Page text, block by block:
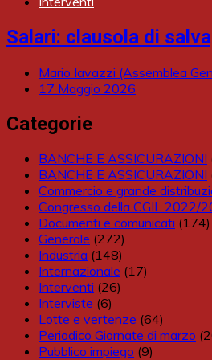
Salari: clausola di
Mario Iavazzi (Assemblea
17 Maggio 2026
Categorie
BANCHE E ASSICURAZIONI
BANCHE E ASSICURAZIONI
Commercio e grande
Congresso della CGIL 2022/
Documenti e comunicati (174)
Generale (272)
Industria (148)
Internazionale (17)
Interventi (26)
Interviste (6)
Lotte e vertenze (64)
Periodico Giornate di marzo
Pubblico impiego (9)